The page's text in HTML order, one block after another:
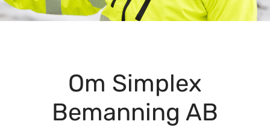
Om Simplex
Bemanning AB